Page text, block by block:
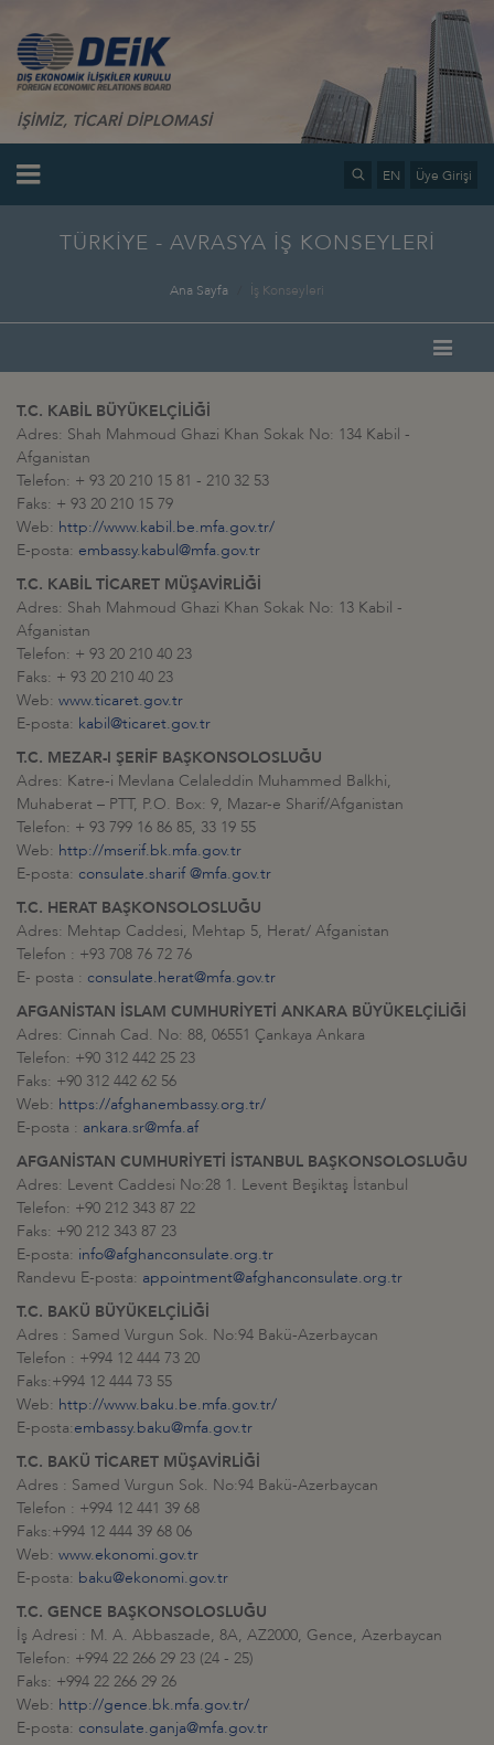
İŞİMİZ, TİCARİ DİPLOMASİ
EN Üye Girişi
TÜRKİYE - AVRASYA İŞ KONSEYLERİ
Ana Sayfa İş Konseyleri
T.C. KABİL BÜYÜKELÇİLİĞİ
Adres: Shah Mahmoud Ghazi Khan Sokak No: 134 Kabil -
Afganistan
Telefon: + 93 20 210 15 81 - 210 32 53
Faks: + 93 20 210 15 79
Web: http://www.kabil.be.mfa.gov.tr/
E-posta: embassy.kabul@mfa.gov.tr
T.C. KABİL TİCARET MÜŞAVİRLİĞİ
Adres: Shah Mahmoud Ghazi Khan Sokak No: 13 Kabil -
Afganistan
Telefon: + 93 20 210 40 23
Faks: + 93 20 210 40 23
Web: www.ticaret.gov.tr
E-posta: kabil@ticaret.gov.tr
T.C. MEZAR-I ŞERİF BAŞKONSOLOSLUĞU
Adres: Katre-i Mevlana Celaleddin Muhammed Balkhi,
Muhaberat – PTT, P.O. Box: 9, Mazar-e Sharif/Afganistan
Telefon: + 93 799 16 86 85, 33 19 55
Web: http://mserif.bk.mfa.gov.tr
E-posta: consulate.sharif @mfa.gov.tr
T.C. HERAT BAŞKONSOLOSLUĞU
Adres: Mehtap Caddesi, Mehtap 5, Herat/ Afganistan
Telefon : +93 708 76 72 76
E- posta : consulate.herat@mfa.gov.tr
AFGANİSTAN İSLAM CUMHURİYETİ ANKARA BÜYÜKELÇİLİĞİ
Adres: Cinnah Cad. No: 88, 06551 Çankaya Ankara
Telefon: +90 312 442 25 23
Faks: +90 312 442 62 56
Web: https://afghanembassy.org.tr/
E-posta : ankara.sr@mfa.af
AFGANİSTAN CUMHURİYETİ İSTANBUL BAŞKONSOLOSLUĞU
Adres: Levent Caddesi No:28 1. Levent Beşiktaş İstanbul
Telefon: +90 212 343 87 22
Faks: +90 212 343 87 23
E-posta: info@afghanconsulate.org.tr
Randevu E-posta: appointment@afghanconsulate.org.tr
T.C. BAKÜ BÜYÜKELÇİLİĞİ
Adres : Samed Vurgun Sok. No:94 Bakü-Azerbaycan
Telefon : +994 12 444 73 20
Faks:+994 12 444 73 55
Web: http://www.baku.be.mfa.gov.tr/
E-posta:embassy.baku@mfa.gov.tr
T.C. BAKÜ TİCARET MÜŞAVİRLİĞİ
Adres : Samed Vurgun Sok. No:94 Bakü-Azerbaycan
Telefon : +994 12 441 39 68
Faks:+994 12 444 39 68 06
Web: www.ekonomi.gov.tr
E-posta: baku@ekonomi.gov.tr
T.C. GENCE BAŞKONSOLOSLUĞU
İş Adresi : M. A. Abbaszade, 8A, AZ2000, Gence, Azerbaycan
Telefon: +994 22 266 29 23 (24 - 25)
Faks: +994 22 266 29 26
Web: http://gence.bk.mfa.gov.tr/
E-posta: consulate.ganja@mfa.gov.tr